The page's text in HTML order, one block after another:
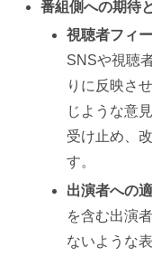
番組側への期待
視聴者フィ
SNSや視聴
りに反映さ
じような意
受け止め、
す。
出演者への
を含む出演
ないような